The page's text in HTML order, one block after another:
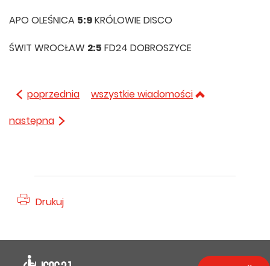
APO OLEŚNICA 5:9KRÓLOWIE DISCO
ŚWIT WROCŁAW 2:5 FD24 DOBROSZYCE
poprzednia
wszystkie wiadomości
następna
Drukuj
Deklaracja dostępności